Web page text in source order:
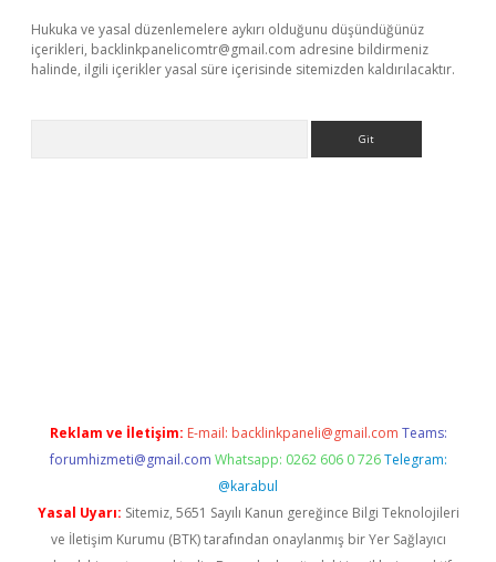
Hukuka ve yasal düzenlemelere aykırı olduğunu düşündüğünüz
içerikleri, backlinkpanelicomtr@gmail.com adresine bildirmeniz
halinde, ilgili içerikler yasal süre içerisinde sitemizden kaldırılacaktır.
Reklam ve İletişim: E-mail: backlinkpaneli@gmail.com Teams:
forumhizmeti@gmail.com Whatsapp: 0262 606 0 726 Telegram:
@karabul
Yasal Uyarı: Sitemiz, 5651 Sayılı Kanun gereğince Bilgi Teknolojileri
ve İletişim Kurumu (BTK) tarafından onaylanmış bir Yer Sağlayıcı